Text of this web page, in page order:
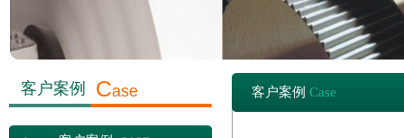
客户案例 Case 客户案例 Case